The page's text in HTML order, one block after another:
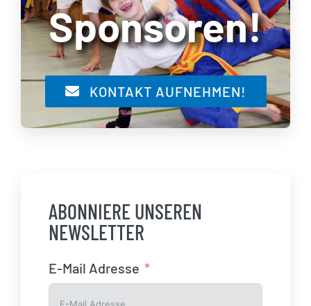
Sponsoren!
KONTAKT AUFNEHMEN!
ABONNIERE UNSEREN
NEWSLETTER
E-Mail Adresse